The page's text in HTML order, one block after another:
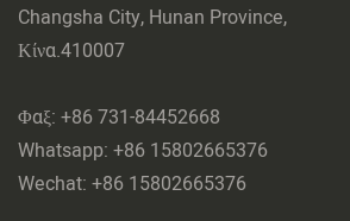
Changsha City, Hunan Province,
Κίνα.410007
Φαξ: +86 731-84452668
Whatsapp: +86 15802665376
Wechat: +86 15802665376